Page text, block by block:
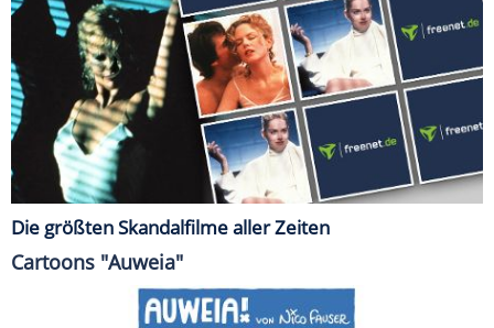
Die größten Skandalfilme aller Zeiten
Cartoons "Auweia"